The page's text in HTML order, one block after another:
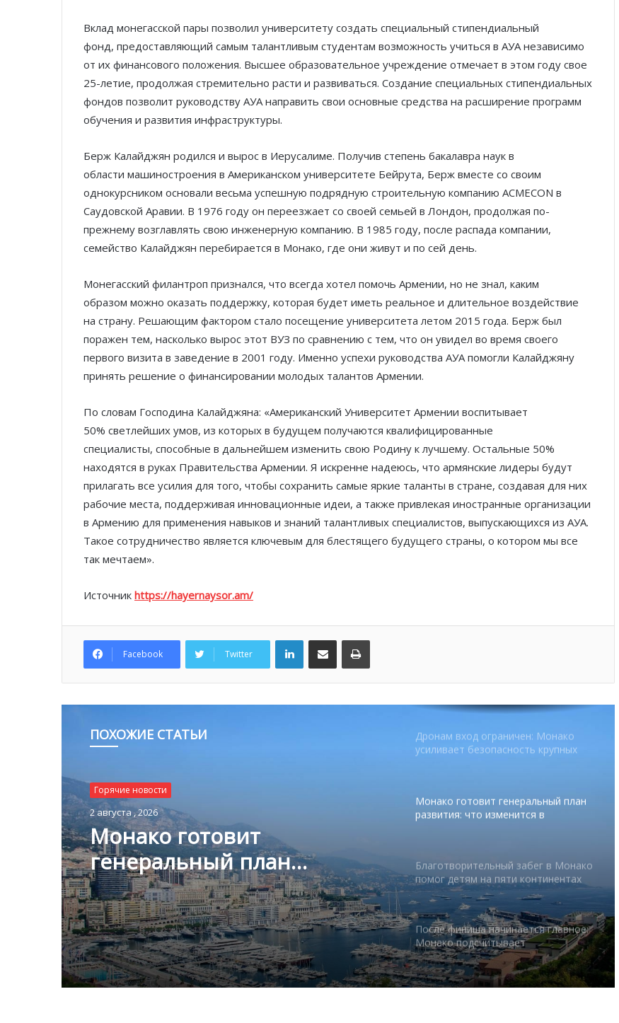
Вклад монегасской пары позволил университету создать специальный стипендиальный
фонд, предоставляющий самым талантливым студентам возможность учиться в АУА независимо
от их финансового положения. Высшее образовательное учреждение отмечает в этом году свое
25-летие, продолжая стремительно расти и развиваться. Создание специальных стипендиальных
фондов позволит руководству АУА направить свои основные средства на расширение программ
обучения и развития инфраструктуры.
Берж Калайджян родился и вырос в Иерусалиме. Получив степень бакалавра наук в
области машиностроения в Американском университете Бейрута, Берж вместе со своим
однокурсником основали весьма успешную подрядную строительную компанию ACMECON в
Саудовской Аравии. В 1976 году он переезжает со своей семьей в Лондон, продолжая по-
прежнему возглавлять свою инженерную компанию. В 1985 году, после распада компании,
семейство Калайджян перебирается в Монако, где они живут и по сей день.
Монегасский филантроп признался, что всегда хотел помочь Армении, но не знал, каким
образом можно оказать поддержку, которая будет иметь реальное и длительное воздействие
на страну. Решающим фактором стало посещение университета летом 2015 года. Берж был
поражен тем, насколько вырос этот ВУЗ по сравнению с тем, что он увидел во время своего
первого визита в заведение в 2001 году. Именно успехи руководства АУА помогли Калайджяну
принять решение о финансировании молодых талантов Армении.
По словам Господина Калайджяна: «Американский Университет Армении воспитывает
50% светлейших умов, из которых в будущем получаются квалифицированные
специалисты, способные в дальнейшем изменить свою Родину к лучшему. Остальные 50%
находятся в руках Правительства Армении. Я искренне надеюсь, что армянские лидеры будут
прилагать все усилия для того, чтобы сохранить самые яркие таланты в стране, создавая для них
рабочие места, поддерживая инновационные идеи, а также привлекая иностранные организации
в Армению для применения навыков и знаний талантливых специалистов, выпускающихся из АУА.
Такое сотрудничество является ключевым для блестящего будущего страны, о котором мы все
так мечтаем».
Источник https://hayernaysor.am/
Facebook Twitter
LinkedInПоделиться по электронной почте Распечатать
ПОХОЖИЕ СТАТЬИ
Горячие новости
2 августа , 2026
Монако готовит
генеральный план
развития: что изменится в
Княжестве
Горячие новости
1 августа , 2026
Благотворительный забег в
Монако помог детям на
пяти континентах
Князь Альбер II и Принцесса
Шарлен посетили 77-й Бал
Красного Креста Монако
Шарль Леклер вновь в борьбе:
Ferrari набирает скорость перед
паузой
SBM и Be Safe Monaco продлили
партнёрство ради безопасных
летних ночей
В Монако раскрыли мошенничество
усиливает безопасность крупных
Монако готовит генеральный план
развития: что изменится в
Благотворительный забег в Монако
помог детям на пяти континентах
После финиша начинается главное:
Монако подсчитывает
экономическую ценность Гран-при
Формулы-1
Отели Монако стали главным
драйвером роста индустрии
гостеприимства